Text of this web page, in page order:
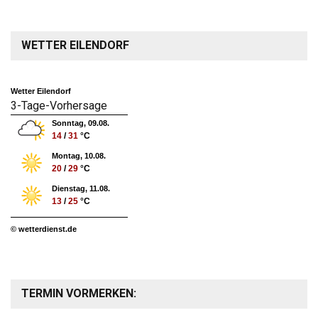
WETTER EILENDORF
Wetter Eilendorf
3-Tage-Vorhersage
Sonntag, 09.08.
14 /31 °C
Montag, 10.08.
20 /29 °C
Dienstag, 11.08.
13 /25 °C
© wetterdienst.de
TERMIN VORMERKEN: